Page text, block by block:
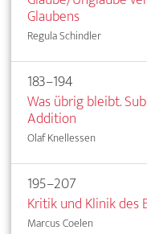
Glaubens
Regula Schindler
183–194
Was übrig bleibt.
Addition
Olaf Knellessen
195–207
Kritik und Klinik des
Marcus Coelen